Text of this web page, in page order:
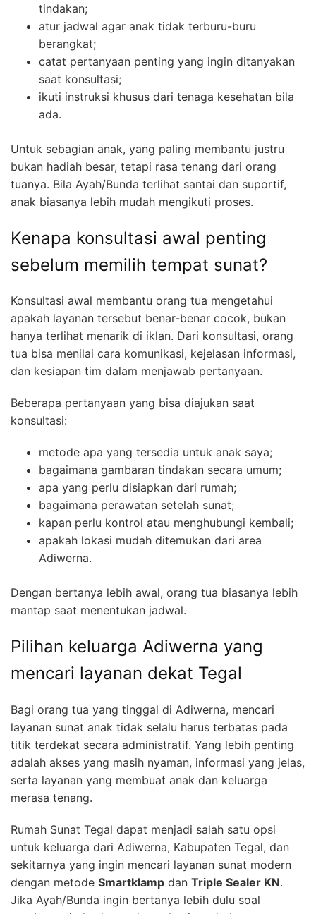
tindakan;
atur jadwal agar anak tidak terburu-buru
berangkat;
catat pertanyaan penting yang ingin ditanyakan
saat konsultasi;
ikuti instruksi khusus dari tenaga kesehatan bila
ada.
Untuk sebagian anak, yang paling membantu justru
bukan hadiah besar, tetapi rasa tenang dari orang
tuanya. Bila Ayah/Bunda terlihat santai dan suportif,
anak biasanya lebih mudah mengikuti proses.
Kenapa konsultasi awal penting
sebelum memilih tempat sunat?
Konsultasi awal membantu orang tua mengetahui
apakah layanan tersebut benar-benar cocok, bukan
hanya terlihat menarik di iklan. Dari konsultasi, orang
tua bisa menilai cara komunikasi, kejelasan informasi,
dan kesiapan tim dalam menjawab pertanyaan.
Beberapa pertanyaan yang bisa diajukan saat
konsultasi:
metode apa yang tersedia untuk anak saya;
bagaimana gambaran tindakan secara umum;
apa yang perlu disiapkan dari rumah;
bagaimana perawatan setelah sunat;
kapan perlu kontrol atau menghubungi kembali;
apakah lokasi mudah ditemukan dari area
Adiwerna.
Dengan bertanya lebih awal, orang tua biasanya lebih
mantap saat menentukan jadwal.
Pilihan keluarga Adiwerna yang
mencari layanan dekat Tegal
Bagi orang tua yang tinggal di Adiwerna, mencari
layanan sunat anak tidak selalu harus terbatas pada
titik terdekat secara administratif. Yang lebih penting
adalah akses yang masih nyaman, informasi yang jelas,
serta layanan yang membuat anak dan keluarga
merasa tenang.
Rumah Sunat Tegal dapat menjadi salah satu opsi
untuk keluarga dari Adiwerna, Kabupaten Tegal, dan
sekitarnya yang ingin mencari layanan sunat modern
dengan metode Smartklamp dan Triple Sealer KN.
Jika Ayah/Bunda ingin bertanya lebih dulu soal